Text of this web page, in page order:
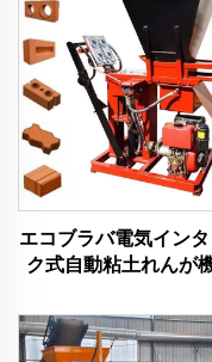
エコブラバ電気イン
ク式自動粘土れんが
電気インタロック